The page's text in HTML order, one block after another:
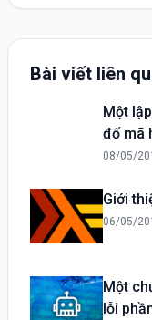
Bài viết liên
Một
đố mã
20 năm
08/05/
Giới
06/05/
Một
lỗi